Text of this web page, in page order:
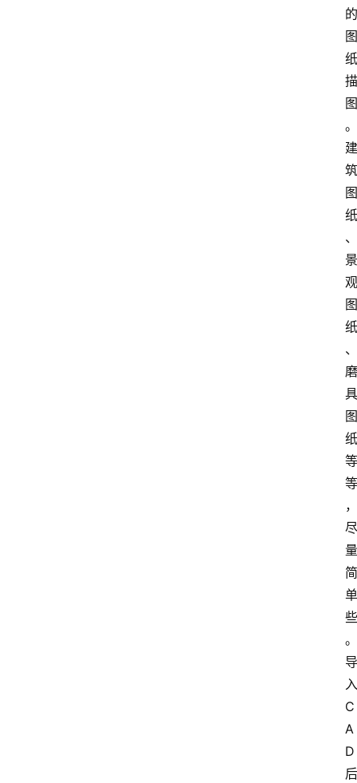
的
图
纸
描
图
。
建
筑
图
纸
、
景
观
图
纸
、
磨
具
图
纸
等
等
，
尽
量
简
单
些
。
导
入
C
A
D
后